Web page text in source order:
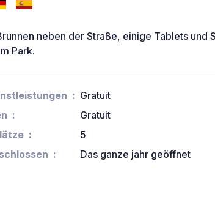
neben der Straße, einige Tablets und
Park.
Gratuit
Gratuit
5
Das ganze jahr geöffnet